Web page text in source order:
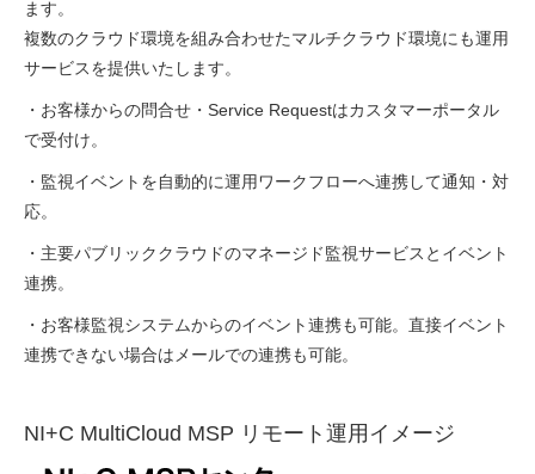
ます。
複数のクラウド環境を組み合わせたマルチクラウド環境にも運用
サービスを提供いたします。
・お客様からの問合せ・Service Requestはカスタマーポータル
で受付け。
・監視イベントを自動的に運用ワークフローへ連携して通知・対
応。
・主要パブリッククラウドのマネージド監視サービスとイベント
連携。
・お客様監視システムからのイベント連携も可能。直接イベント
連携できない場合はメールでの連携も可能。
NI+C MultiCloud MSP リモート運用イメージ